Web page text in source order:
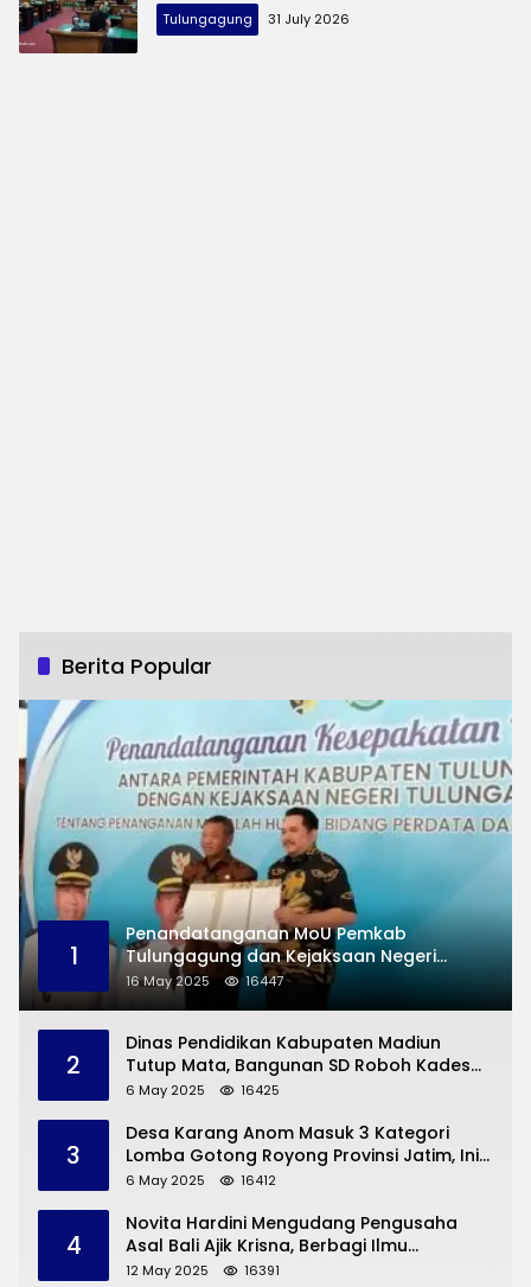
Tulungagung 31 July 2026
Berita Popular
1
Penandatanganan MoU Pemkab
Tulungagung dan Kejaksaan Negeri
Permasalahan Hukum
16 May 2025 16447
2
Dinas Pendidikan Kabupaten Madiun
Tutup Mata, Bangunan SD Roboh Kades
Dermorejo Bangun Pakai Dana Pribadi
6 May 2025 16425
3
Desa Karang Anom Masuk 3 Kategori
Lomba Gotong Royong Provinsi Jatim, Ini
yang Disampaikan Sekda Trenggalek
6 May 2025 16412
4
Novita Hardini Mengudang Pengusaha
Asal Bali Ajik Krisna, Berbagi Ilmu
Pengembangan Pariwisata dan UMKM
12 May 2025 16391